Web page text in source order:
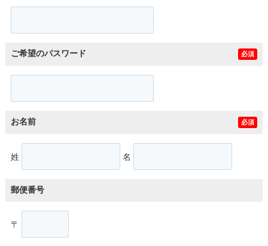
ご希望のパスワード 必須
お名前 必須
姓 名
郵便番号
〒